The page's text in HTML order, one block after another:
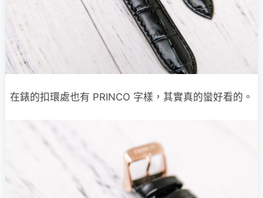
在錶的扣環處也有 PRINCO 字樣，其實真的蠻好看的。